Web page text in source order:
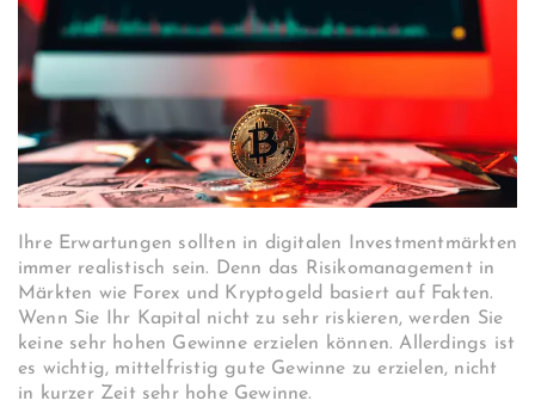
Ihre Erwartungen sollten in digitalen Investmentmärkten
immer realistisch sein. Denn das Risikomanagement in
Märkten wie Forex und Kryptogeld basiert auf Fakten.
Wenn Sie Ihr Kapital nicht zu sehr riskieren, werden Sie
keine sehr hohen Gewinne erzielen können. Allerdings ist
es wichtig, mittelfristig gute Gewinne zu erzielen, nicht
in kurzer Zeit sehr hohe Gewinne.